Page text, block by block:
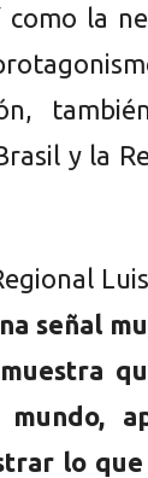
la
y la
señal
lo que